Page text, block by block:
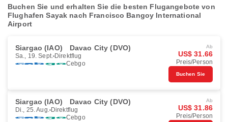
Buchen Sie und erhalten Sie die besten Flugangebote von
Flughafen Sayak nach Francisco Bangoy International
Airport
Siargao (IAO) Davao City (DVO)
Sa., 19. Sept. Direktflug
Cebgo
Ab
US$ 31.66
Preis/Person
Buchen Sie
Siargao (IAO) Davao City (DVO)
Di., 25. Aug. Direktflug
Cebgo
Ab
US$ 31.86
Preis/Person